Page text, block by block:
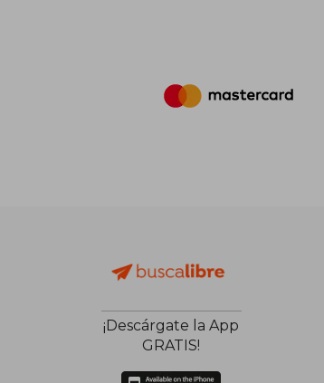
¡Descárgate la App
GRATIS!